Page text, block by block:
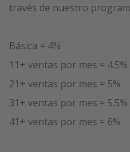
través de nuestro
Básica = 4%
11+ ventas por mes = 4.5%
21+ ventas por mes = 5%
31+ ventas por mes = 5.5%
41+ ventas por mes = 6%